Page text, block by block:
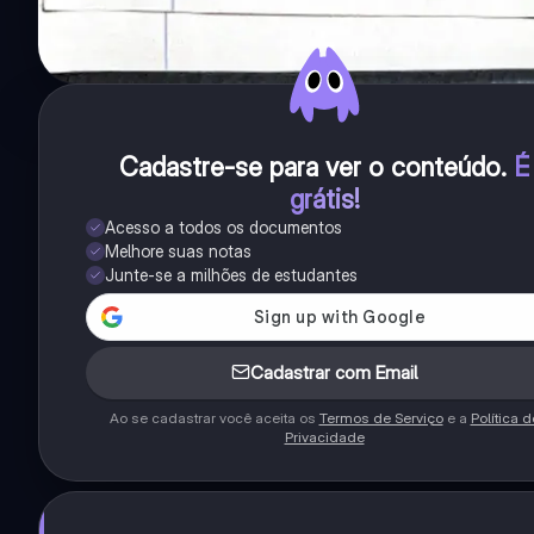
Cadastre-se para ver o conteúdo. É
grátis!
Acesso a todos os documentos
Melhore suas notas
Junte-se a milhões de estudantes
Cadastrar com Email
Ao se cadastrar você aceita os Termos de Serviçoe a Política
Privacidade